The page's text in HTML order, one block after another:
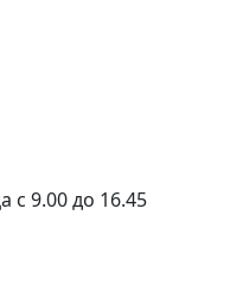
с 9.00 до 16.45